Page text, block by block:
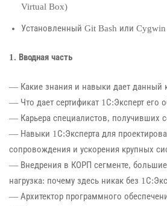
Virtual Box)
Установленный Git Bash или Cygwin
1. Вводная часть
— Какие знания и навыки дает данный
— Что дает сертификат 1С:Эксперт его
— Карьера специалистов, получивших
— Навыки 1С:Эксперта для
сопровождения и ускорения крупных
— Внедрения в КОРП сегменте,
нагрузка: почему здесь никак без
— Архитектор программного